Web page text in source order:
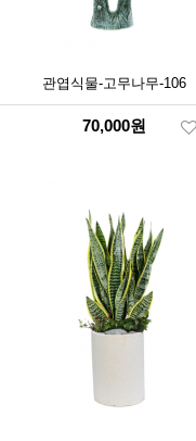
관엽식물-고무나무-106
70,000원